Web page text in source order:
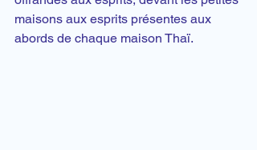
maisons aux esprits présentes aux
abords de chaque maison Thaï.